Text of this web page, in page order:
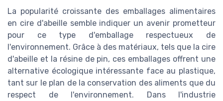
La popularité croissante des emballages alimentaires
en cire d'abeille semble indiquer un avenir prometteur
pour ce type d'emballage respectueux de
l'environnement. Grâce à des matériaux, tels que la cire
d'abeille et la résine de pin, ces emballages offrent une
alternative écologique intéressante face au plastique,
tant sur le plan de la conservation des aliments que du
respect de l'environnement. Dans l'industrie